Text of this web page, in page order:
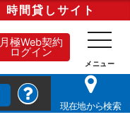
時間貸しサイト
月極Web契約
ログイン
現在地から検索